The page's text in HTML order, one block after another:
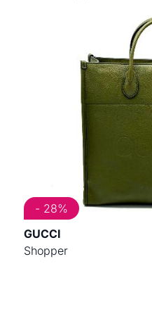
GUCCI
Shopper
- 28%